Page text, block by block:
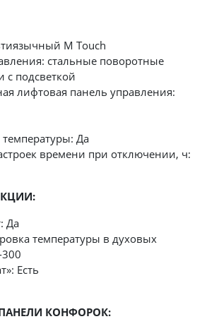
M Touch
стальные поворотные
с подсветкой
лифтовая панель управления:
Да
времени при отключении, ч:
Да
температуры в духовых
Есть
КОНФОРОК: